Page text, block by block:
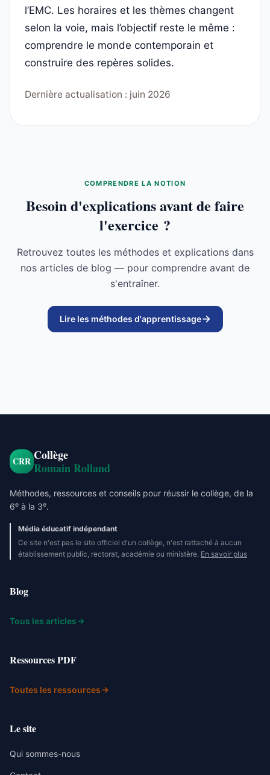
l’EMC. Les horaires et les thèmes changent
selon la voie, mais l’objectif reste le même :
comprendre le monde contemporain et
construire des repères solides.
Dernière actualisation : juin 2026
COMPRENDRE LA NOTION
Besoin d'explications avant de faire
l'exercice ?
Retrouvez toutes les méthodes et explications dans
nos articles de blog — pour comprendre avant de
s'entraîner.
Lire les méthodes d'apprentissage
CRR Collège
Romain Rolland
Méthodes, ressources et conseils pour réussir le collège, de la
6e à la 3e.
Média éducatif indépendant
Ce site n'est pas le site officiel d'un collège, n'est rattaché à aucun
établissement public, rectorat, académie ou ministère. En savoir plus
Blog
Tous les articles
Ressources PDF
Toutes les ressources
Le site
Qui sommes-nous